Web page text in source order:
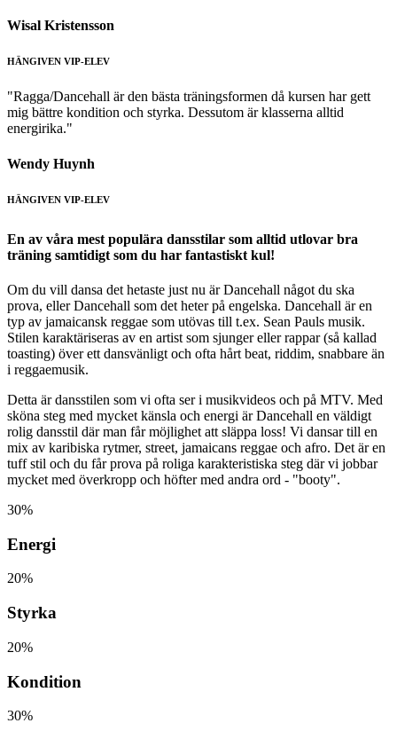
Wisal Kristensson
HÄNGIVEN VIP-ELEV
"Ragga/Dancehall är den bästa träningsformen då kursen har gett
mig bättre kondition och styrka. Dessutom är klasserna alltid
energirika."
Wendy Huynh
HÄNGIVEN VIP-ELEV
En av våra mest populära dansstilar som alltid utlovar bra
träning samtidigt som du har fantastiskt kul!
Om du vill dansa det hetaste just nu är Dancehall något du ska
prova, eller Dancehall som det heter på engelska. Dancehall är en
typ av jamaicansk reggae som utövas till t.ex. Sean Pauls musik.
Stilen karaktäriseras av en artist som sjunger eller rappar (så kallad
toasting) över ett dansvänligt och ofta hårt beat, riddim, snabbare än
i reggaemusik.
Detta är dansstilen som vi ofta ser i musikvideos och på MTV. Med
sköna steg med mycket känsla och energi är Dancehall en väldigt
rolig dansstil där man får möjlighet att släppa loss! Vi dansar till en
mix av karibiska rytmer, street, jamaicans reggae och afro. Det är en
tuff stil och du får prova på roliga karakteristiska steg där vi jobbar
mycket med överkropp och höfter med andra ord - "booty".
30%
Energi
20%
Styrka
20%
Kondition
30%